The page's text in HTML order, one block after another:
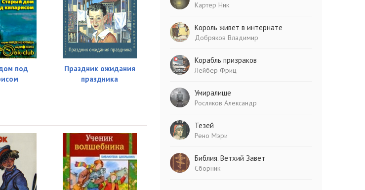
под
Праздник ожидания
праздника
Картер Ник
Король живет в интернате
Добряков Владимир
Корабль призраков
Лейбер Фриц
Умиралище
Росляков Александр
Тезей
Рено Мэри
Библия. Ветхий Завет
Сборник